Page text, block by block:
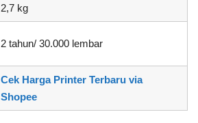
2,7 kg
2 tahun/ 30.000 lembar
Cek Harga Printer Terbaru via
Shopee